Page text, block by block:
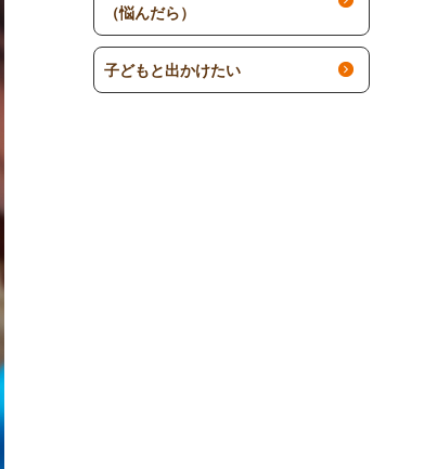
（悩んだら）
子どもと出かけたい